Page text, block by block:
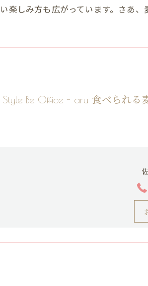
楽しみ方も広がっています。さあ、
Style Be Office - aru 食べられる